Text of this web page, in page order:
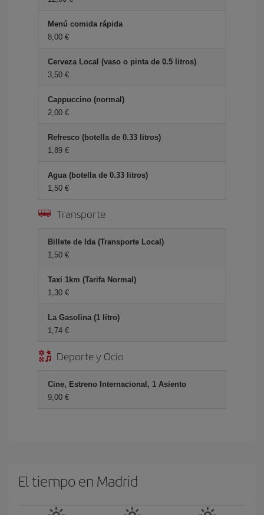
Menú comida rápida
8,00 €
Cerveza Local (vaso o pinta de 0.5 litros)
3,50 €
Cappuccino (normal)
2,00 €
Refresco (botella de 0.33 litros)
1,89 €
Agua (botella de 0.33 litros)
1,50 €
Transporte
Billete de Ida (Transporte Local)
1,50 €
Taxi 1km (Tarifa Normal)
1,30 €
La Gasolina (1 litro)
1,74 €
Deporte y Ocio
Cine, Estreno Internacional, 1 Asiento
9,00 €
El tiempo en Madrid